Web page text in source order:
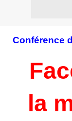
Conférence
la